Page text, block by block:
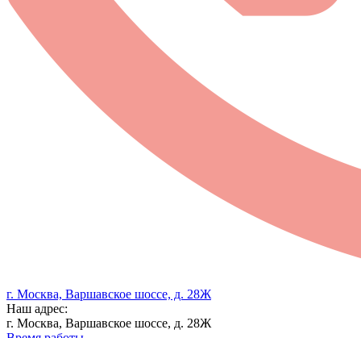
г. Москва, Варшавское шоссе, д. 28Ж
Наш адрес:
г. Москва, Варшавское шоссе, д. 28Ж